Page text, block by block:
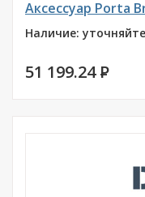
Аксессуар Porta
Наличие:
51 199.24P